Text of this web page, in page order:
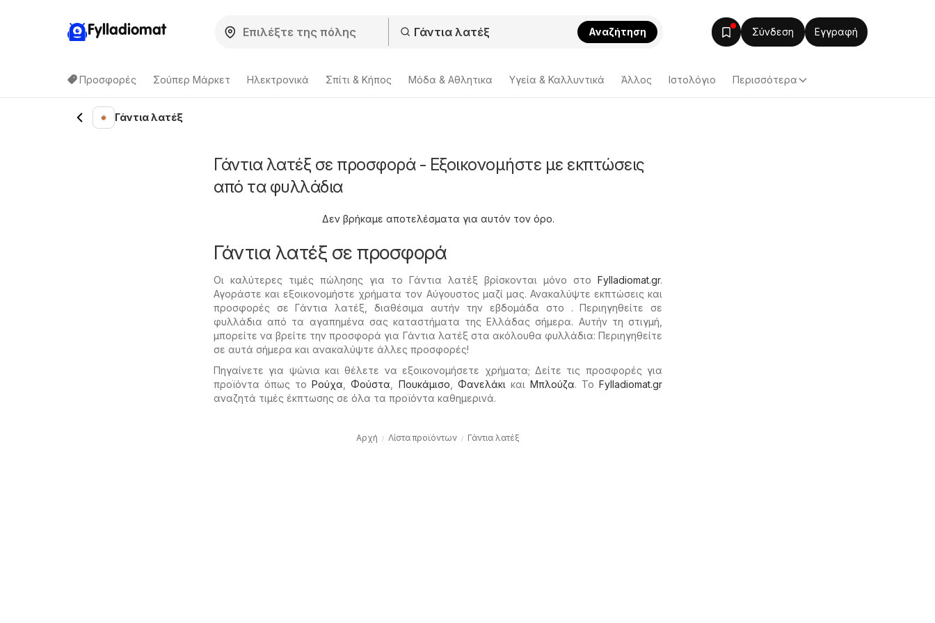
Fylladiomat Αναζήτηση Σύνδεση Εγγραφή
Προσφορές Σούπερ Μάρκετ Hλεκτρονικά Σπίτι & Κήπος Μόδα & Aθλητικα Υγεία & Καλλυντικά Άλλος Ιστολόγιο Περισσότερα
Γάντια λατέξ
Γάντια λατέξ σε προσφορά - Εξοικονομήστε με εκπτώσεις
από τα φυλλάδια
Δεν βρήκαμε αποτελέσματα για αυτόν τον όρο.
Γάντια λατέξ σε προσφορά
Οι καλύτερες τιμές πώλησης για το Γάντια λατέξ βρίσκονται μόνο στο Fylladiomat.gr.
Αγοράστε και εξοικονομήστε χρήματα τον Αύγουστος μαζί μας. Ανακαλύψτε εκπτώσεις και
προσφορές σε Γάντια λατέξ, διαθέσιμα αυτήν την εβδομάδα στο . Περιηγηθείτε σε
φυλλάδια από τα αγαπημένα σας καταστήματα της Ελλάδας σήμερα. Αυτήν τη στιγμή,
μπορείτε να βρείτε την προσφορά για Γάντια λατέξ στα ακόλουθα φυλλάδια: Περιηγηθείτε
σε αυτά σήμερα και ανακαλύψτε άλλες προσφορές!
Πηγαίνετε για ψώνια και θέλετε να εξοικονομήσετε χρήματα; Δείτε τις προσφορές για
προϊόντα όπως τοΡούχα ,Φούστα Πουκάμισο Φανελάκι και Μπλούζα. ΤοFylladiomat.gr
αναζητά τιμές έκπτωσης σε όλα τα προϊόντα καθημερινά.
Αρχή Λίστα προϊόντων Γάντια λατέξ